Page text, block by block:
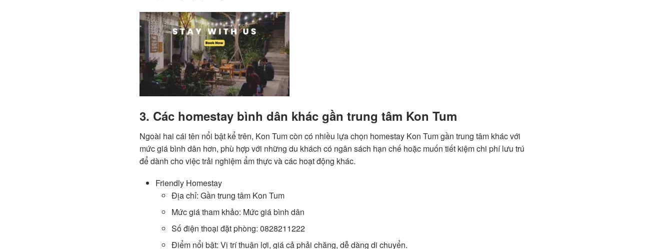
3. Các homestay bình dân khác gần trung tâm Kon Tum
Ngoài hai cái tên nổi bật kể trên, Kon Tum còn có nhiều lựa chọn homestay Kon Tum gần trung tâm khác với
mức giá bình dân hơn, phù hợp với những du khách có ngân sách hạn chế hoặc muốn tiết kiệm chi phí lưu trú
để dành cho việc trải nghiệm ẩm thực và các hoạt động khác.
Friendly Homestay
Địa chỉ: Gần trung tâm Kon Tum
Mức giá tham khảo: Mức giá bình dân
Số điện thoại đặt phòng: 0828211222
Điểm nổi bật: Vị trí thuận lợi, giá cả phải chăng, dễ dàng di chuyển.